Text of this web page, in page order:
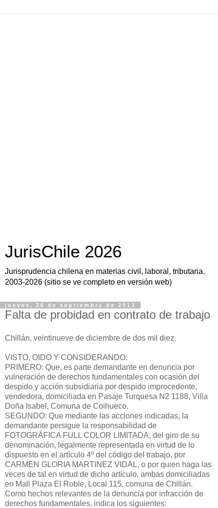
JurisChile 2026
Jurisprudencia chilena en materias civil, laboral, tributaria.
2003-2026 (sitio se ve completo en versión web)
jueves, 26 de septiembre de 2013
Falta de probidad en contrato de trabajo
Chillán, veintinueve de diciembre de dos mil diez.
VISTO, OIDO Y CONSIDERANDO:
PRIMERO: Que, es parte demandante en denuncia por
vulneración de derechos fundamentales con ocasión del
despido y acción subsidiaria por despido improcedente,
vendedora, domiciliada en Pasaje Turquesa N2 1188, Villa
Doña Isabel, Comuna de Coihueco.
SEGUNDO: Que mediante las acciones indicadas, la
demandante persigue la responsabilidad de
FOTOGRÁFICA FULL COLOR LIMITADA, del giro de su
denominación, legalmente representada en virtud de lo
dispuesto en el artículo 4º del código del trabajo, por
CARMEN GLORIA MARTINEZ VIDAL, o por quien haga las
veces de tal en virtud de dicho artículo, ambas domiciliadas
en Mall Plaza El Roble, Local 115, comuna de Chillán.
Como hechos relevantes de la denuncia por infracción de
derechos fundamentales, indica los siguientes: